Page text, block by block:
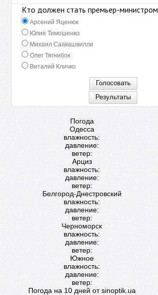
Кто должен стать премьер-министром
Арсений Яценюк
Юлия Тимошенко
Михаил Саакашвилли
Олег Тягнибок
Виталий Кличко
Погода
Одесса
влажность:
давление:
ветер:
Арциз
влажность:
давление:
ветер:
Белгород-Днестровский
влажность:
давление:
ветер:
Черноморск
влажность:
давление:
ветер:
Южное
влажность:
давление:
ветер:
Погода на 10 дней отsinoptik.ua